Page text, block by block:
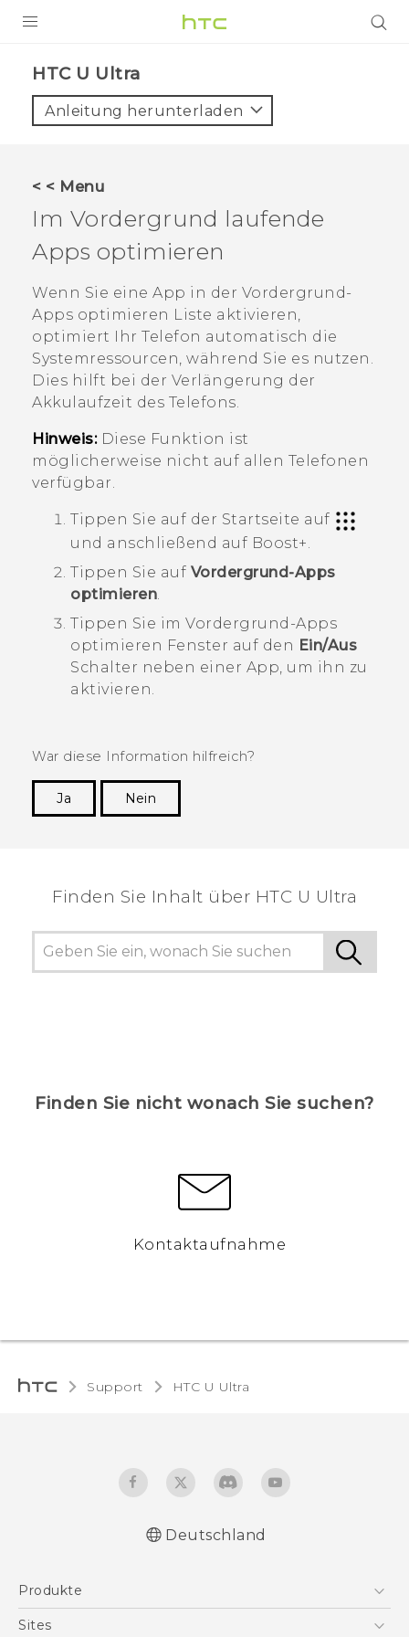
VIVE
VIVERSE
UNTERSTÜTZUNG
HTC-Geräte und Zubehör
Anmelden
HTC U Ultra‎
Anleitung herunterladen
< < Menu
Im Vordergrund laufende
Apps optimieren
Wenn Sie eine App in der Vordergrund-
Apps optimieren Liste aktivieren,
optimiert Ihr Telefon automatisch die
Systemressourcen, während Sie es nutzen.
Dies hilft bei der Verlängerung der
Akkulaufzeit des Telefons.
Hinweis:Diese Funktion ist
möglicherweise nicht auf allen Telefonen
verfügbar.
Tippen Sie auf der Startseite auf
und anschließend auf Boost+
Tippen Sie auf Vordergrund-Apps
optimieren
Tippen Sie im Vordergrund-Apps
optimieren Fenster auf den Ein/Aus
Schalter neben einer App, um ihn zu
aktivieren.
War diese Information hilfreich?
Ja
Nein
Finden Sie Inhalt über‎ HTC U Ultra
Finden Sie nicht wonach Sie suchen?
Kontaktaufnahme
Support HTC U Ultra‎
Deutschland
Produkte
Smartphones
Sites